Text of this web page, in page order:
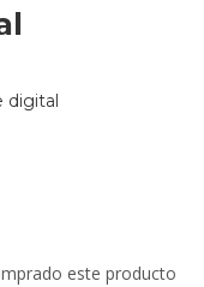
digital
este producto